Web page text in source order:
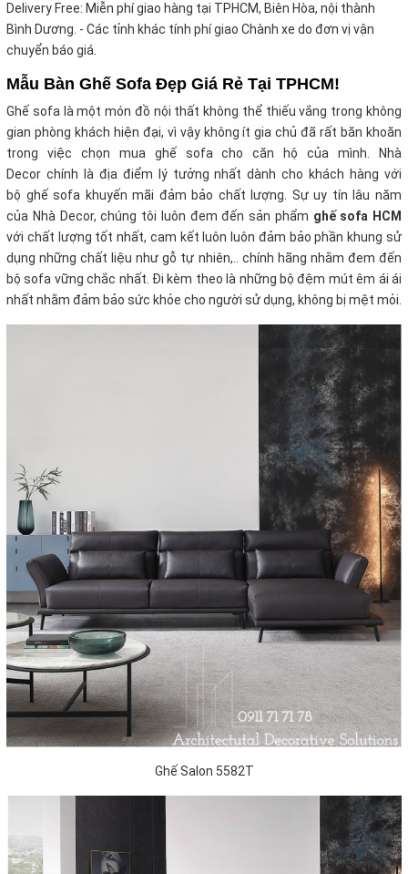
Delivery Free: Miễn phí giao hàng tại TPHCM, Biên Hòa, nội thành
Bình Dương. - Các tỉnh khác tính phí giao Chành xe do đơn vị vận
chuyển báo giá.
Mẫu Bàn Ghế Sofa Đẹp Giá Rẻ Tại TPHCM!
Ghế sofa là một món đồ nội thất không thể thiếu vắng trong không
gian phòng khách hiện đại, vì vậy không ít gia chủ đã rất băn khoăn
trong việc chọn mua ghế sofa cho căn hộ của mình. Nhà
Decor chính là địa điểm lý tưởng nhất dành cho khách hàng với
bộ ghế sofa khuyến mãi đảm bảo chất lượng. Sự uy tín lâu năm
của Nhà Decor, chúng tôi luôn đem đến sản phẩm ghế sofa HCM
với chất lượng tốt nhất, cam kết luôn luôn đảm bảo phần khung sử
dụng những chất liệu như gỗ tự nhiên,.. chính hãng nhằm đem đến
bộ sofa vững chắc nhất. Đi kèm theo là những bộ đệm mút êm ái ái
nhất nhằm đảm bảo sức khỏe cho người sử dụng, không bị mệt mỏi.
Ghế Salon 5582T